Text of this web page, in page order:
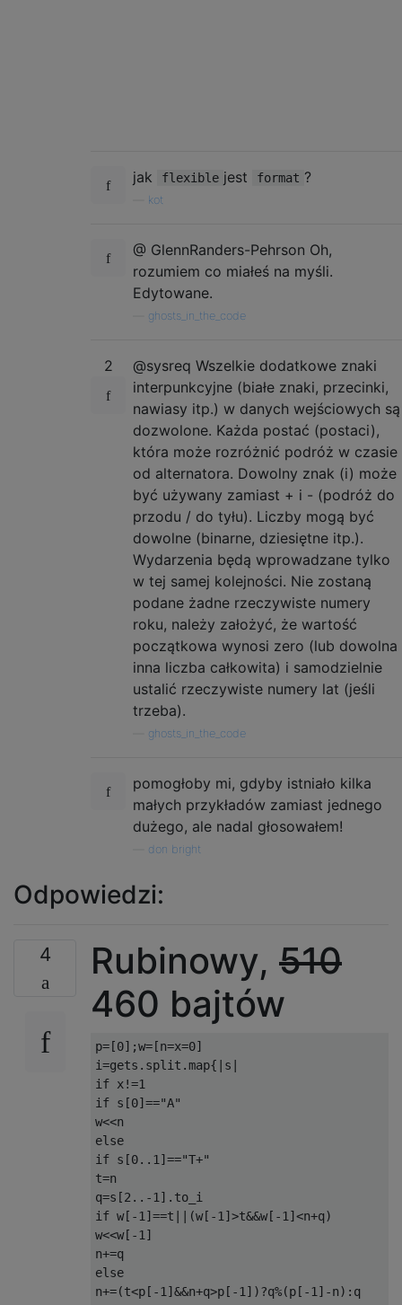
jak flexible jest format ?
kot
@ GlennRanders-Pehrson Oh,
rozumiem co miałeś na myśli.
Edytowane.
ghosts_in_the_code
2
@sysreq Wszelkie dodatkowe znaki
interpunkcyjne (białe znaki, przecinki,
nawiasy itp.) w danych wejściowych są
dozwolone. Każda postać (postaci),
która może rozróżnić podróż w czasie
od alternatora. Dowolny znak (i) może
być używany zamiast + i - (podróż do
przodu / do tyłu). Liczby mogą być
dowolne (binarne, dziesiętne itp.).
Wydarzenia będą wprowadzane tylko
w tej samej kolejności. Nie zostaną
podane żadne rzeczywiste numery
roku, należy założyć, że wartość
początkowa wynosi zero (lub dowolna
inna liczba całkowita) i samodzielnie
ustalić rzeczywiste numery lat (jeśli
trzeba).
ghosts_in_the_code
pomogłoby mi, gdyby istniało kilka
małych przykładów zamiast jednego
dużego, ale nadal głosowałem!
don bright
Odpowiedzi:
4 Rubinowy, 510
460 bajtów
p=[0];w=[n=x=0]
i=gets.split.map{|s|
if x!=1
if s[0]=="A"
w<<n
else
if s[0..1]=="T+"
t=n
q=s[2..-1].to_i
if w[-1]==t||(w[-1]>t&&w[-1]<n+q)
w<<w[-1]
n+=q
else
n+=(t<p[-1]&&n+q>p[-1])?q%(p[-1]-n):q